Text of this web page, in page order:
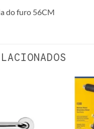
do furo 56CM